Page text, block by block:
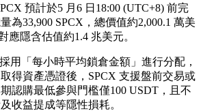
預計於5 月6 日18:00 (UTC+8) 前完
為33,900 SPCX，總價值約2,000.1 萬美
應隱含估值約1.4 兆美元。
用「每小時平均鎖倉金額」進行分配，
得資產憑證後，SPCX 支援盤前交易或
認購最低參與門檻僅100 USDT，且不
收益提成等隱性損耗。